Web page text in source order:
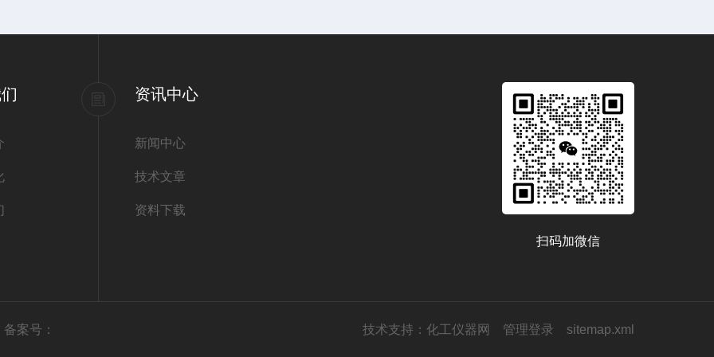
资讯中心
新闻中心
技术文章
资料下载
扫码加微信
备案号： 技术支持： 化工仪器网 管理登录 sitemap.xml